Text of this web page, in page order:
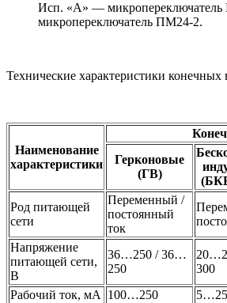
Исп. «А» —
микропереключатель ПМ24-2.
Технические характеристики конечных
Наименование
характеристики
Герконовые
(ГВ)
Род питающей
сети
Переменный /
постоянный
ток
Напряжение
питающей сети,
В
36…250 / 36…
250
300
Рабочий ток, мА 100…250